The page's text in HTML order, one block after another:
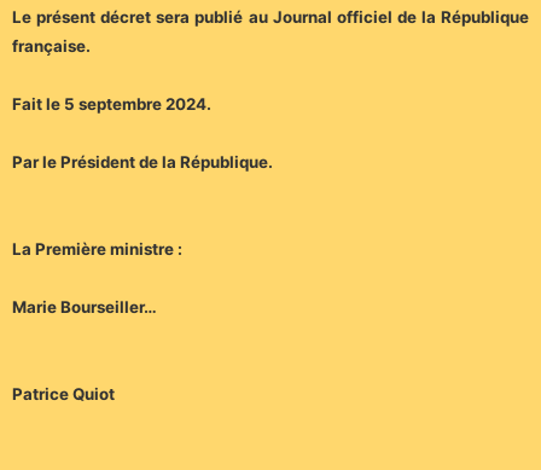
Le présent décret sera publié au Journal officiel de la République
française.
Fait le 5 septembre 2024.
Par le Président de la République.
La Première ministre :
Marie Bourseiller…
Patrice Quiot